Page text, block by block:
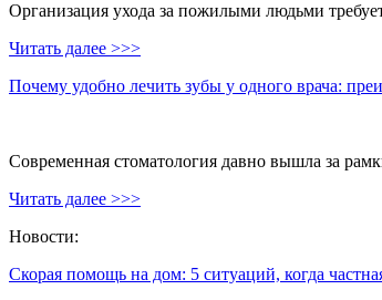
Организация ухода за пожилыми людьми
Читать далее >>>
Почему удобно лечить зубы у одного врача:
Современная стоматология давно вышла за
Читать далее >>>
Новости:
Скорая помощь на дом: 5 ситуаций, когда